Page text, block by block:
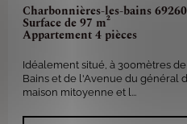
Charbonnières-les-bains 69260
Surface de 97 m²
Appartement 4 pièces
Idéalement situé, à 300mètres
Bains et de l'Avenue du général
maison mitoyenne et l...